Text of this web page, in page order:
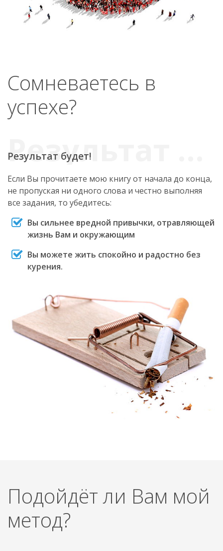
Сомневаетесь в
успехе?
Результат будет!
Если Вы прочитаете мою книгу от начала до конца,
не пропуская ни одного слова и честно выполняя
все задания, то убедитесь:
Вы сильнее вредной привычки, отравляющей
жизнь Вам и окружающим
Вы можете жить спокойно и радостно без
курения.
Подойдёт ли Вам мой
метод?